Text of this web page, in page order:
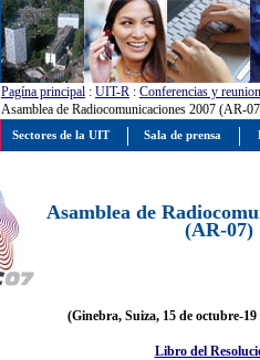
Pagína principal : UIT-R : Conferencias y
Asamblea de Radiocomunicaciones 2007 (AR-
Asamblea de
(AR-07)
(Ginebra, Suiza, 15 de octubre-19
Libro del
Sectores de la UIT Sala de prensa